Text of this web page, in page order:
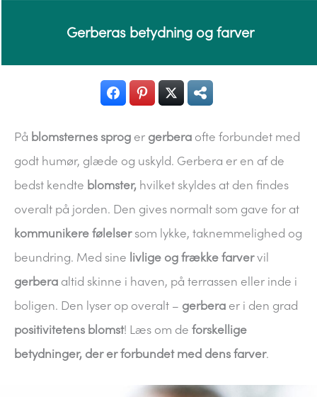
Gerberas betydning og farver
På blomsternes sprog er gerbera ofte forbundet med
godt humør, glæde og uskyld. Gerbera er en af de
bedst kendte blomster, hvilket skyldes at den findes
overalt på jorden. Den gives normalt som gave for at
kommunikere følelsersom lykke, taknemmelighed og
beundring. Med sine livlige og frække farvervil
gerbera altid skinne i haven, på terrassen eller inde i
boligen. Den lyser op overalt – gerbera er i den grad
positivitetens blomst! Læs om de forskellige
betydninger, der er forbundet med dens farver.